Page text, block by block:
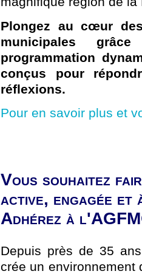
Plongez au cœur
municipales
programmation
conçus pour
réflexions.
Pour en savoir plus et
Vous souhaitez
active, engagée et
Adhérez à
Depuis près de 35
crée un environnement